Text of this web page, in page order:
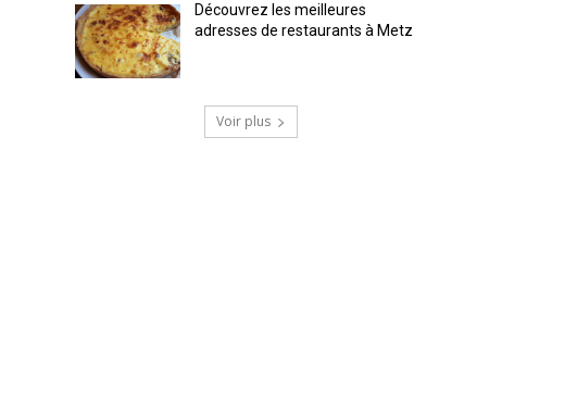
Découvrez les meilleures
adresses de restaurants à Metz
Voir plus